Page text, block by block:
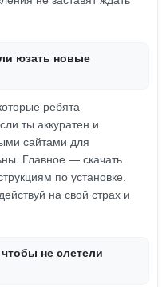
юзать новые
ребята
ты аккуратен и
сайтами для
Главное — скачать
по установке.
на свой страх и
не слетели